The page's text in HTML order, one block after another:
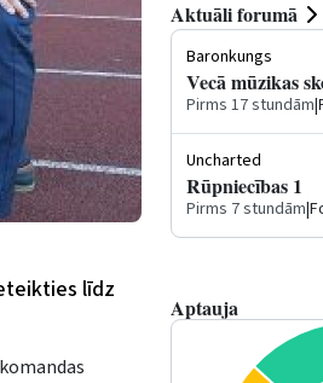
līdz
Aktuāli forumā
Baronkungs
Vecā mūzikas
Pirms 17 stundām|
Uncharted
Rūpniecības 1
Pirms 7 stundām|
Aptauja